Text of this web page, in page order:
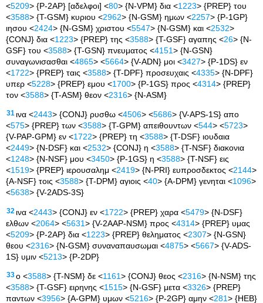
<5209> {P-2AP} [αδελφοι] <80> {N-VPM} δια <1223> {PREP} του
<3588> {T-GSM} κυριου <2962> {N-GSM} ημων <2257> {P-1GP}
ιησου <2424> {N-GSM} χριστου <5547> {N-GSM} και <2532>
{CONJ} δια <1223> {PREP} της <3588> {T-GSF} αγαπης <26> {N-
GSF} του <3588> {T-GSN} πνευματος <4151> {N-GSN}
συναγωνισασθαι <4865> <5664> {V-ADN} μοι <3427> {P-1DS} εν
<1722> {PREP} ταις <3588> {T-DPF} προσευχαις <4335> {N-DPF}
υπερ <5228> {PREP} εμου <1700> {P-1GS} προς <4314> {PREP}
τον <3588> {T-ASM} θεον <2316> {N-ASM}
31 ινα <2443> {CONJ} ρυσθω <4506> <5686> {V-APS-1S} απο
<575> {PREP} των <3588> {T-GPM} απειθουντων <544> <5723>
{V-PAP-GPM} εν <1722> {PREP} τη <3588> {T-DSF} ιουδαια
<2449> {N-DSF} και <2532> {CONJ} η <3588> {T-NSF} διακονια
<1248> {N-NSF} μου <3450> {P-1GS} η <3588> {T-NSF} εις
<1519> {PREP} ιερουσαλημ <2419> {N-PRI} ευπροσδεκτος <2144>
{A-NSF} τοις <3588> {T-DPM} αγιοις <40> {A-DPM} γενηται <1096>
<5638> {V-2ADS-3S}
32 ινα <2443> {CONJ} εν <1722> {PREP} χαρα <5479> {N-DSF}
ελθων <2064> <5631> {V-2AAP-NSM} προς <4314> {PREP} υμας
<5209> {P-2AP} δια <1223> {PREP} θεληματος <2307> {N-GSN}
θεου <2316> {N-GSM} συναναπαυσωμαι <4875> <5667> {V-ADS-
1S} υμιν <5213> {P-2DP}
33ο <3588> {T-NSM} δε <1161> {CONJ} θεος <2316> {N-NSM} της
<3588> {T-GSF} ειρηνης <1515> {N-GSF} μετα <3326> {PREP}
παντων <3956> {A-GPM} υμων <5216> {P-2GP} αμην <281> {HEB}